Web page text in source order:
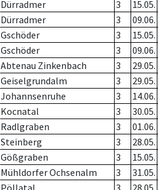
Dürradmer 3 15.05.
Dürradmer 3 09.06.
Gschöder 3 15.05.
Gschöder 3 09.06.
Abtenau Zinkenbach 3 29.05.
Geiselgrundalm 3 29.05.
Johannsenruhe 3 14.06.
Kocnatal 3 30.05.
Radlgraben 3 01.06.
Steinberg 3 28.05.
Gößgraben 3 15.05.
Mühldorfer Ochsenalm 3 31.05.